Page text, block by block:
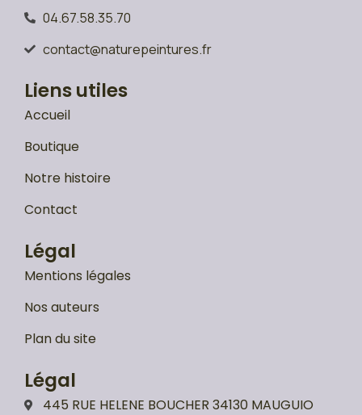
04.67.58.35.70
contact@naturepeintures.fr
Liens utiles
Accueil
Boutique
Notre histoire
Contact
Légal
Mentions légales
Nos auteurs
Plan du site
Légal
445 RUE HELENE BOUCHER 34130 MAUGUIO